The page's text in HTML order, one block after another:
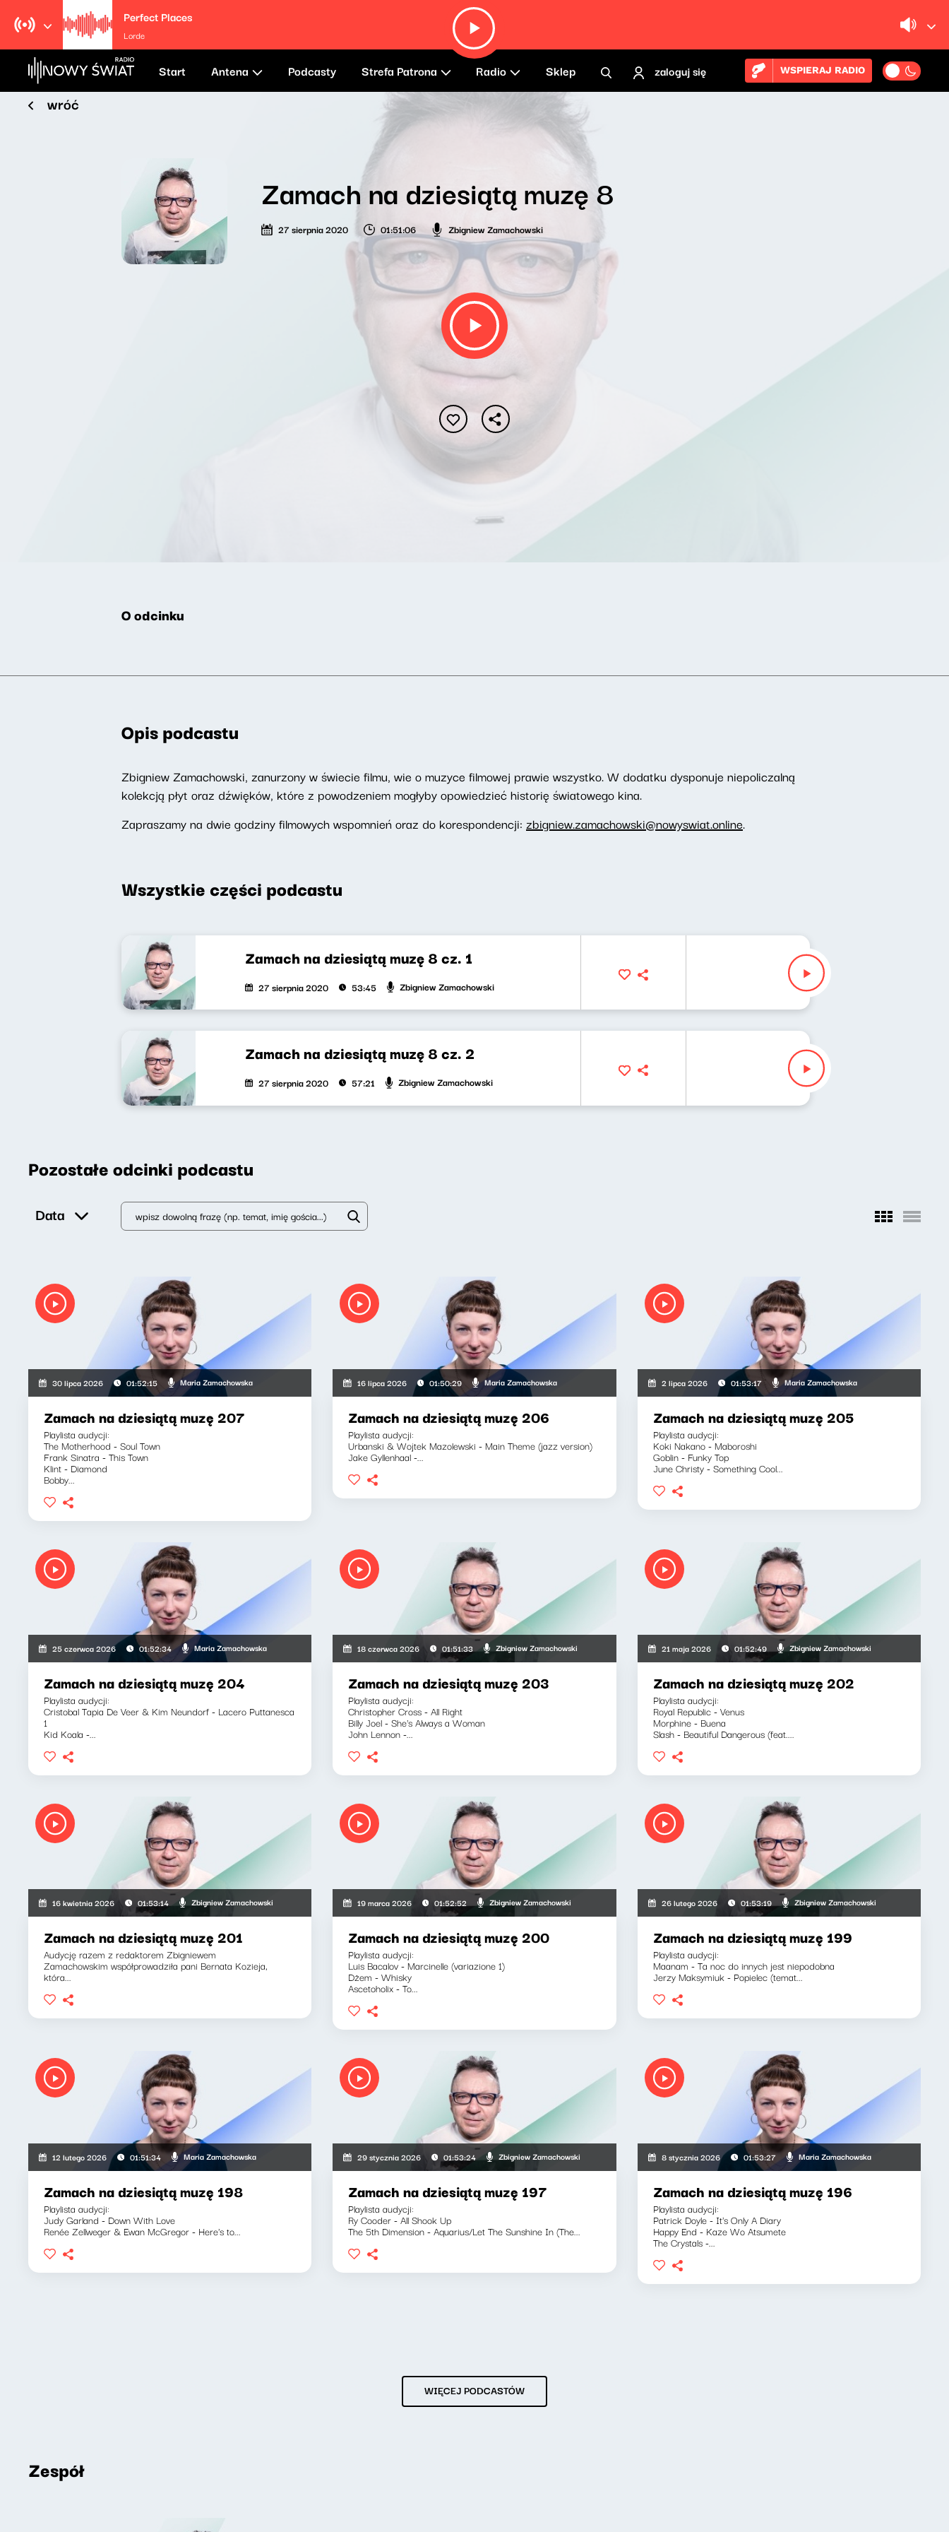
Perfect Places
Lorde
Start Antena Podcasty Strefa Patrona Radio Sklep zaloguj się WSPIERAJ RADIO
wróć
Zamach na dziesiątą muzę 8
27 sierpnia 2020 01:51:06 Zbigniew Zamachowski
O odcinku
Opis podcastu
Zbigniew Zamachowski, zanurzony w świecie filmu, wie o muzyce filmowej prawie wszystko. W dodatku dysponuje niepoliczalną
kolekcją płyt oraz dźwięków, które z powodzeniem mogłyby opowiedzieć historię światowego kina.
Zapraszamy na dwie godziny filmowych wspomnień oraz do korespondencji: zbigniew.zamachowski@nowyswiat.online.
Wszystkie części podcastu
Zamach na dziesiątą muzę 8 cz. 1
27 sierpnia 2020 53:45 Zbigniew Zamachowski
Zamach na dziesiątą muzę 8 cz. 2
27 sierpnia 2020 57:21 Zbigniew Zamachowski
Pozostałe odcinki podcastu
Data
30 lipca 2026 01:52:15 Maria Zamachowska
Zamach na dziesiątą muzę 207
Playlista audycji:
The Motherhood - Soul Town
Frank Sinatra - This Town
Klint - Diamond
Bobby...
16 lipca 2026 01:50:29 Maria Zamachowska
Zamach na dziesiątą muzę 206
Playlista audycji:
Urbanski & Wojtek Mazolewski - Main Theme (jazz version)
Jake Gyllenhaal -...
2 lipca 2026 01:53:17 Maria Zamachowska
Zamach na dziesiątą muzę 205
Playlista audycji:
Koki Nakano - Maboroshi
Goblin - Funky Top
June Christy - Something Cool...
25 czerwca 2026 01:52:34 Maria Zamachowska
Zamach na dziesiątą muzę 204
Playlista audycji:
Cristobal Tapia De Veer & Kim Neundorf - Lacero Puttanesca
1
Kid Koala -...
18 czerwca 2026 01:51:33 Zbigniew Zamachowski
Zamach na dziesiątą muzę 203
Playlista audycji:
Christopher Cross - All Right
Billy Joel - She's Always a Woman
John Lennon -...
21 maja 2026 01:52:49 Zbigniew Zamachowski
Zamach na dziesiątą muzę 202
Playlista audycji:
Royal Republic - Venus
Morphine - Buena
Slash - Beautiful Dangerous (feat....
16 kwietnia 2026 01:53:14 Zbigniew Zamachowski
Zamach na dziesiątą muzę 201
Audycję razem z redaktorem Zbigniewem
Zamachowskim współprowadziła pani Bernata Kozieja,
która...
19 marca 2026 01:52:52 Zbigniew Zamachowski
Zamach na dziesiątą muzę 200
Playlista audycji:
Luis Bacalov - Marcinelle (variazione 1)
Dżem - Whisky
Ascetoholix - To...
26 lutego 2026 01:53:19 Zbigniew Zamachowski
Zamach na dziesiątą muzę 199
Playlista audycji:
Maanam - Ta noc do innych jest niepodobna
Jerzy Maksymiuk - Popielec (temat...
12 lutego 2026 01:51:34 Maria Zamachowska
Zamach na dziesiątą muzę 198
Playlista audycji:
Judy Garland - Down With Love
Renée Zellweger & Ewan McGregor - Here's to...
29 stycznia 2026 01:53:24 Zbigniew Zamachowski
Zamach na dziesiątą muzę 197
Playlista audycji:
Ry Cooder - All Shook Up
The 5th Dimension - Aquarius/Let The Sunshine In (The...
8 stycznia 2026 01:53:27 Maria Zamachowska
Zamach na dziesiątą muzę 196
Playlista audycji:
Patrick Doyle - It's Only A Diary
Happy End - Kaze Wo Atsumete
The Crystals -...
WIĘCEJ PODCASTÓW
Zespół